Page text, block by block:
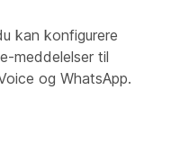
kan konfigurere
meddelelser til
og WhatsApp.